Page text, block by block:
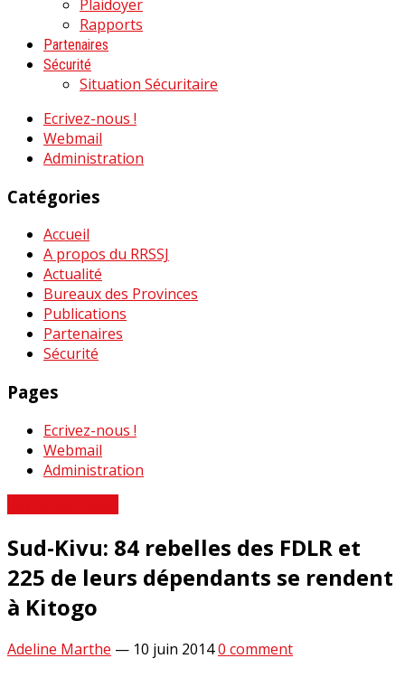
Plaidoyer
Rapports
Partenaires
Sécurité
Situation Sécuritaire
Ecrivez-nous !
Webmail
Administration
Catégories
Accueil
A propos du RRSSJ
Actualité
Bureaux des Provinces
Publications
Partenaires
Sécurité
Pages
Ecrivez-nous !
Webmail
Administration
Sud-Kivu: 84 rebelles des FDLR et
225 de leurs dépendants se rendent
à Kitogo
Adeline Marthe — 10 juin 20140 comment